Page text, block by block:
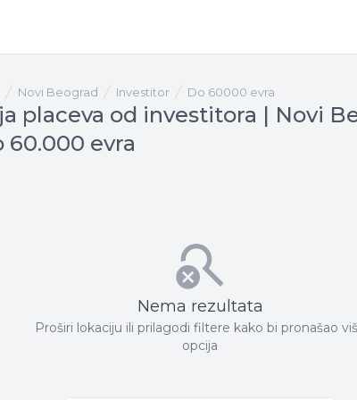
Novi Beograd investitor Do 60000 evra
placeva od investitora | Novi
60.000 evra
Nema rezultata
Proširi lokaciju ili prilagodi filtere kako bi pronašao
opcija